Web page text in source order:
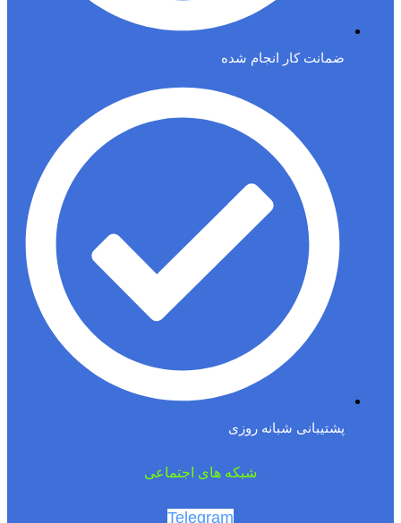
ضمانت کار انجام شده
پشتیبانی شبانه روزی
شبکه های اجتماعی
Telegram